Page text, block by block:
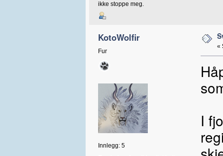
ikke stoppe meg.
KotoWolfir
Fur
Innlegg: 5
«
I